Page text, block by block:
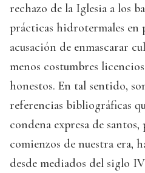
rechazo de la Iglesia a los
prácticas hidrotermales en
acusación de enmascarar
menos costumbres
honestos. En tal sentido,
referencias bibliográficas
condena expresa de
comienzos de nuestra era,
desde mediados del siglo